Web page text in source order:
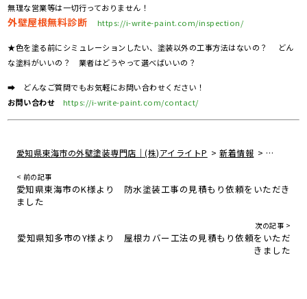
無理な営業等は一切行っておりません！
外壁屋根無料診断 https://i-write-paint.com/inspection/
★色を塗る前にシミュレーションしたい、塗装以外の工事方法はないの？ どん
な塗料がいいの？ 業者はどうやって選べばいいの？
➡ どんなご質問でもお気軽にお問い合わせください！
お問い合わせ
https://i-write-paint.com/contact/
愛知県東海市の外壁塗装専門店｜(株)アイライトP >新着情報 > 愛知県東
< 前の記事
愛知県東海市のK様より 防水塗装工事の見積もり依頼をいただき
ました
次の記事 >
愛知県知多市のY様より 屋根カバー工法の見積もり依頼をいただ
きました